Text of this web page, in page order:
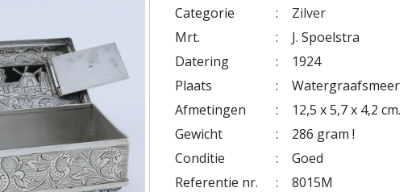
Categorie :
Zilver
Mrt.
:
J. Spoelstra
Datering
:
1924
Plaats
:
Watergraafsmeer
Afmetingen
:
12,5 x 5,7 x 4,2 cm.
Gewicht
:
286 gram !
Conditie
:
Goed
Referentie nr.
:
8015M